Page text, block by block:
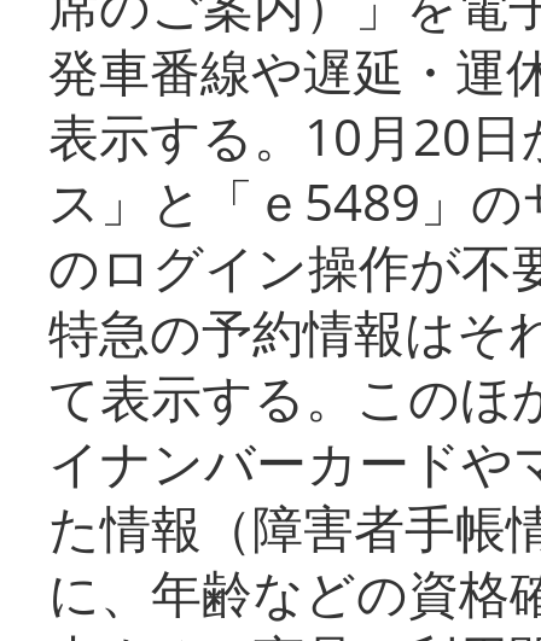
発車番線や遅延・運
表示する。10月20
ス」と「ｅ5489」
のログイン操作が不
特急の予約情報はそ
て表示する。このほ
イナンバーカードや
た情報（障害者手帳
に、年齢などの資格